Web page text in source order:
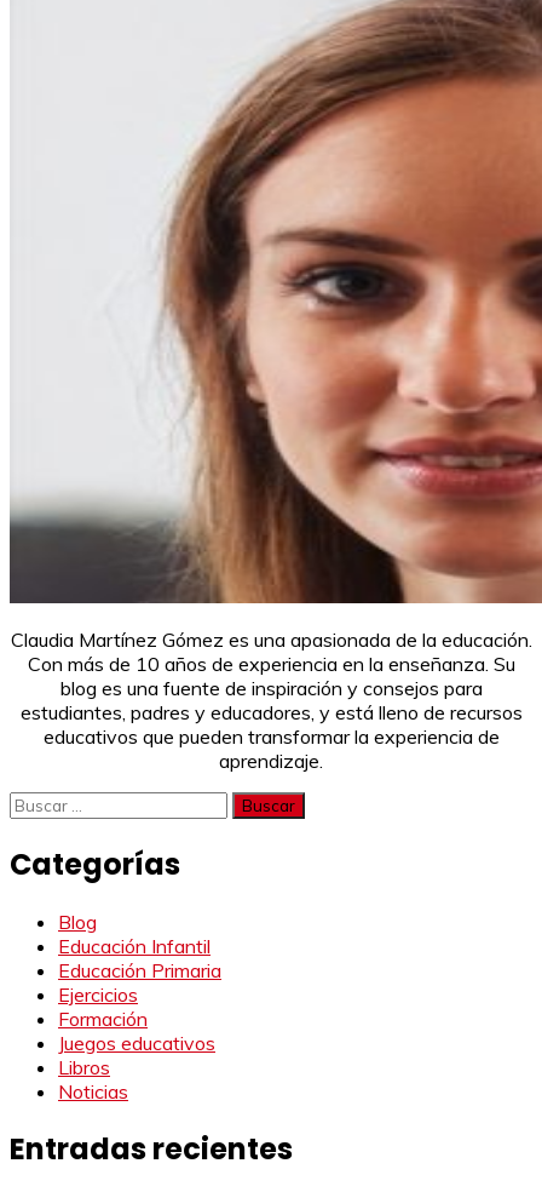
Claudia Martínez Gómez es una apasionada de la educación.
Con más de 10 años de experiencia en la enseñanza. Su
blog es una fuente de inspiración y consejos para
estudiantes, padres y educadores, y está lleno de recursos
educativos que pueden transformar la experiencia de
aprendizaje.
Buscar:
Categorías
Blog
Educación Infantil
Educación Primaria
Ejercicios
Formación
Juegos educativos
Libros
Noticias
Entradas recientes